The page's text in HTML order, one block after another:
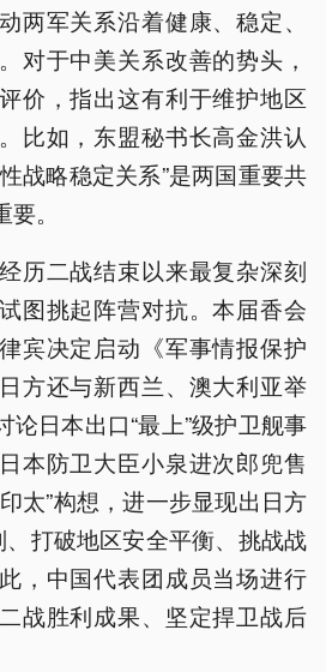
两军关系沿着健康、稳定、
对于中美关系改善的势头，
价，指出这有利于维护地区
比如，东盟秘书长高金洪认
战略稳定关系”是两国重要共
。
历二战结束以来最复杂深刻
图挑起阵营对抗。本届香会
宾决定启动《军事情报保护
方还与新西兰、澳大利亚举
论日本出口“最上”级护卫舰事
本防卫大臣小泉进次郎兜售
太”构想，进一步显现出日方
、打破地区安全平衡、挑战战
，中国代表团成员当场进行
战胜利成果、坚定捍卫战后